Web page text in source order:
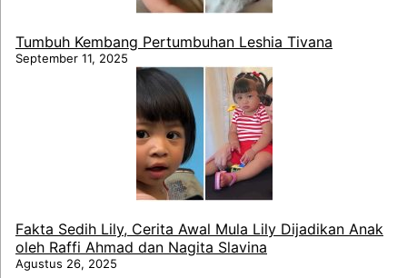
Tumbuh Kembang Pertumbuhan Leshia Tivana
September 11, 2025
Fakta Sedih Lily, Cerita Awal Mula Lily Dijadikan Anak
oleh Raffi Ahmad dan Nagita Slavina
Agustus 26, 2025